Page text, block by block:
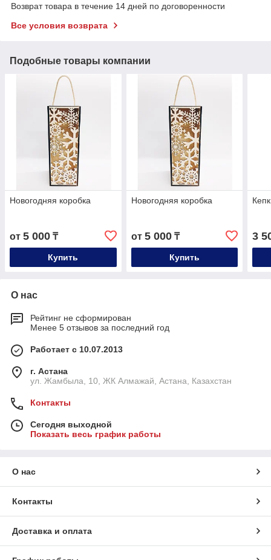
Возврат товара в течение 14 дней по договоренности
Все условия возврата
Подобные товары компании
Новогодняя коробка
от 5 000 ₸
Купить
Новогодняя коробка
от 5 000₸
Купить
3
О нас
Рейтинг не сформирован
Менее 5 отзывов за последний год
Работает с 10.07.2013
г. Астана
ул. Жамбыла, 10, ЖК Алмажай, Астана, Казахстан
Контакты
Сегодня выходной
Показать весь график работы
О нас
Контакты
Доставка и оплата